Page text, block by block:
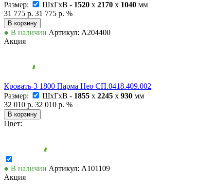
Размер:
ШxГxВ - 1520 x 2170 x 1040 мм
31 775 р. 31 775 р. %
В корзину
● В наличии Артикул: А204400
Акция
Кровать-3 1800 Парма Нео СП.0418.409.002
Размер:
ШxГxВ - 1855 x 2245 x 930 мм
32 010 р. 32 010 р. %
В корзину
Цвет:
● В наличии Артикул: А101109
Акция